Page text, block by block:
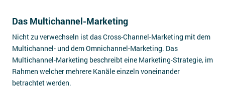
Das Multichannel-Marketing
Nicht zu verwechseln ist das Cross-Channel-Marketing mit dem
Multichannel- und dem Omnichannel-Marketing. Das
Multichannel-Marketing beschreibt eine Marketing-Strategie, im
Rahmen welcher mehrere Kanäle einzeln voneinander
betrachtet werden.